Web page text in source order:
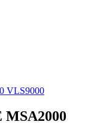
VLS9000
MSA2000